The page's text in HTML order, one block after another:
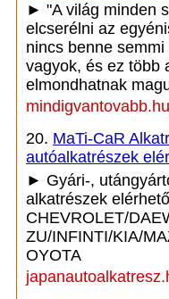
► "A világ minden
elcserélni az
nincs benne
vagyok, és ez több
elmondhatnak
20. MaTi-CaR
autóalkatrészek
► Gyári-,
alkatrészek
CHEVROLET/
ZU/INFINTI/KIA/
OYOTA